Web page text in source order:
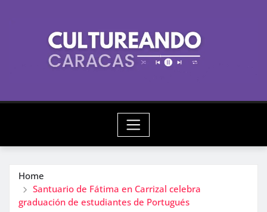
Home
Santuario de Fátima en Carrizal celebra
graduación de estudiantes de Portugués